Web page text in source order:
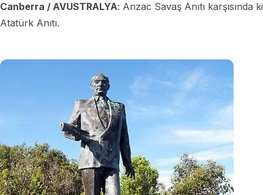
Canberra / AVUSTRALYA: Anzac Savaş Anıtı karşısında ki
Atatürk Anıtı.